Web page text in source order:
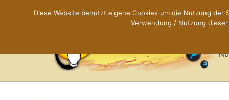
Diese Website benutzt eigene Cookies um die Nutzung
Verwendung / Nutzung